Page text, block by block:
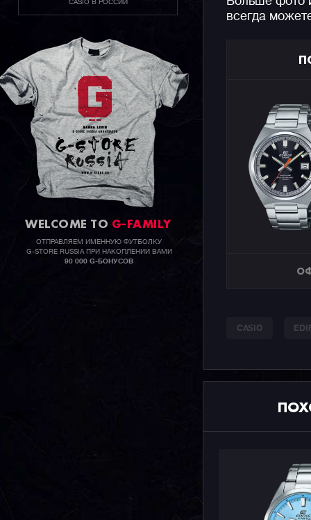
CASIO В РОССИИ
WELCOME TO G-FAMILY
ОТПРАВЛЯЕМ ИМЕННУЮ ФУТБОЛКУ
G-STORE RUSSIA ПРИ НАКОПЛЕНИИ ВАМИ
90 000 G-БОНУСОВ
всегда
CASIO